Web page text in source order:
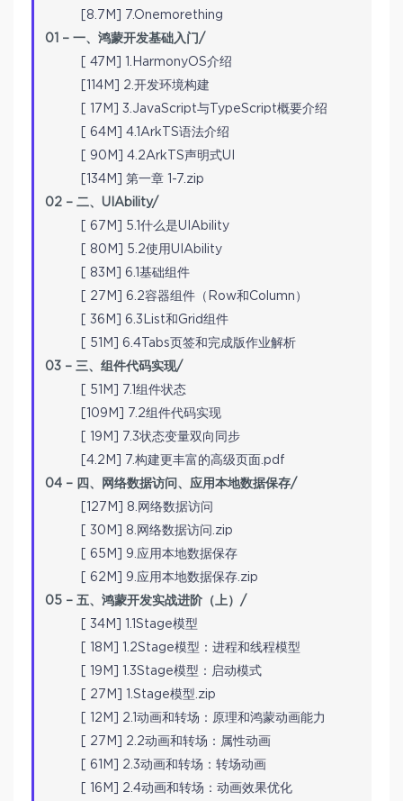
[8.7M] 7.Onemorething
01 – 一、鸿蒙开发基础入门/
[ 47M] 1.HarmonyOS介绍
[114M] 2.开发环境构建
[ 17M] 3.JavaScript与TypeScript概要介绍
[ 64M] 4.1ArkTS语法介绍
[ 90M] 4.2ArkTS声明式UI
[134M] 第一章 1-7.zip
02 – 二、UIAbility/
[ 67M] 5.1什么是UIAbility
[ 80M] 5.2使用UIAbility
[ 83M] 6.1基础组件
[ 27M] 6.2容器组件（Row和Column）
[ 36M] 6.3List和Grid组件
[ 51M] 6.4Tabs页签和完成版作业解析
03 – 三、组件代码实现/
[ 51M] 7.1组件状态
[109M] 7.2组件代码实现
[ 19M] 7.3状态变量双向同步
[4.2M] 7.构建更丰富的高级页面.pdf
04 – 四、网络数据访问、应用本地数据保存/
[127M] 8.网络数据访问
[ 30M] 8.网络数据访问.zip
[ 65M] 9.应用本地数据保存
[ 62M] 9.应用本地数据保存.zip
05 – 五、鸿蒙开发实战进阶（上）/
[ 34M] 1.1Stage模型
[ 18M] 1.2Stage模型：进程和线程模型
[ 19M] 1.3Stage模型：启动模式
[ 27M] 1.Stage模型.zip
[ 12M] 2.1动画和转场：原理和鸿蒙动画能力
[ 27M] 2.2动画和转场：属性动画
[ 61M] 2.3动画和转场：转场动画
[ 16M] 2.4动画和转场：动画效果优化